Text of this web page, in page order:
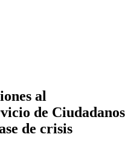
al
de Ciudadanos
de crisis